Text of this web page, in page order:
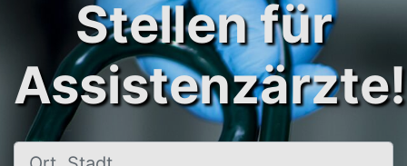
Stellen für
Assistenzärzte!
Ort, Stadt